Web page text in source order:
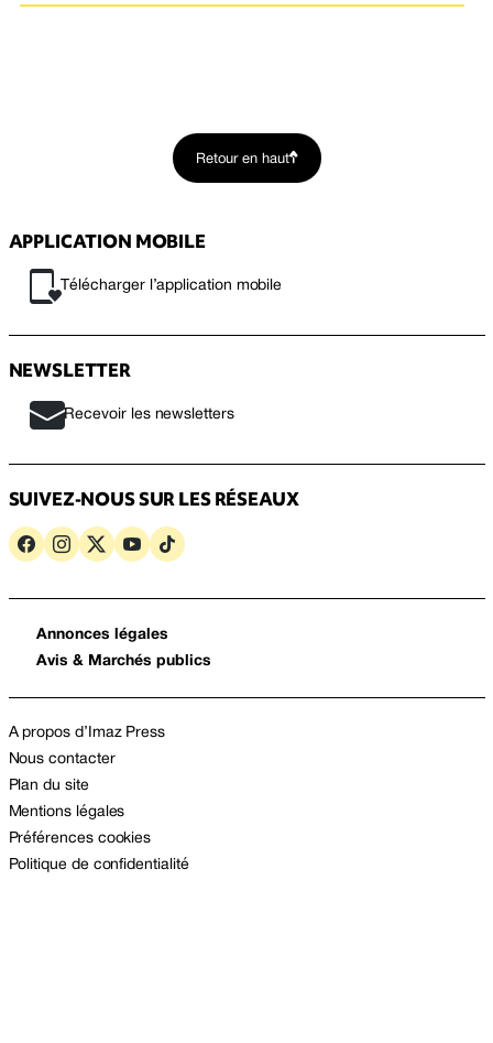
Retour en haut
APPLICATION MOBILE
Télécharger l’application mobile
NEWSLETTER
Recevoir les newsletters
SUIVEZ-NOUS SUR LES RÉSEAUX
Annonces légales
Avis & Marchés publics
A propos d’Imaz Press
Nous contacter
Plan du site
Mentions légales
Préférences cookies
Politique de confidentialité